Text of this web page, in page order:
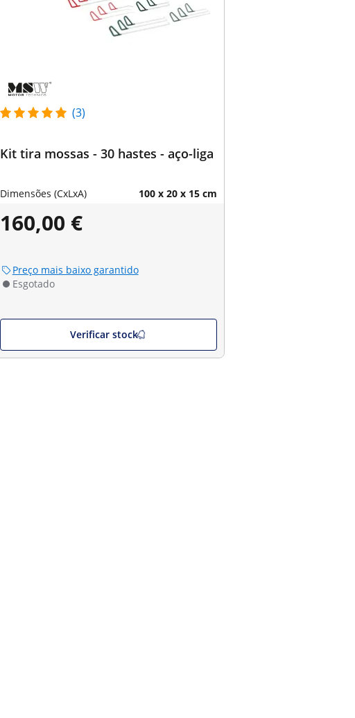
(3)
Kit tira mossas - 30 hastes - aço-liga
Dimensões (CxLxA) 100 x 20 x 15 cm
160,00 €
Preço mais baixo garantido
Esgotado
Verificar stock